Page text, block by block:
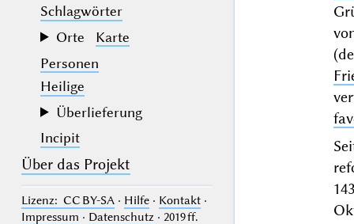
Schlagwörter
Orte
Karte
Personen
Heilige
Überlieferung
Incipit
Über das Projekt
Lizenz: CC BY-SA· Hilfe· Kontakt·
Impressum · Datenschutz· 2019 ff.